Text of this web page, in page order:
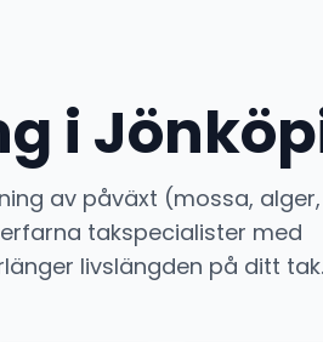
i
av påväxt (mossa, alger,
takspecialister med
livslängden på ditt tak.